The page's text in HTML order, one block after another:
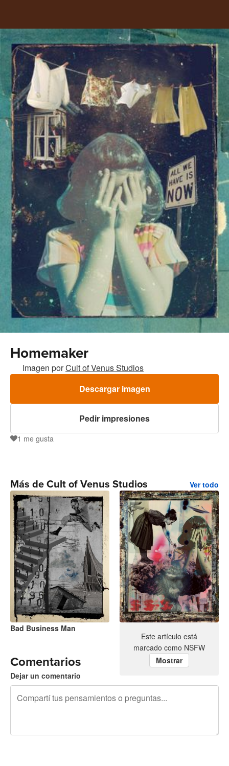
Homemaker
Imagen porCult of Venus Studios
Descargar imagen
Pedir impresiones
1 me gusta
Más de Cult of Venus Studios Ver todo
Bad Business Man
Este artículo está
marcado como NSFW
Mostrar
Comentarios
Dejar un comentario